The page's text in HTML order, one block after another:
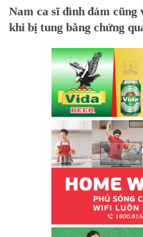
Nam ca sĩ đình đám cũng
khi bị tung bằng chứng